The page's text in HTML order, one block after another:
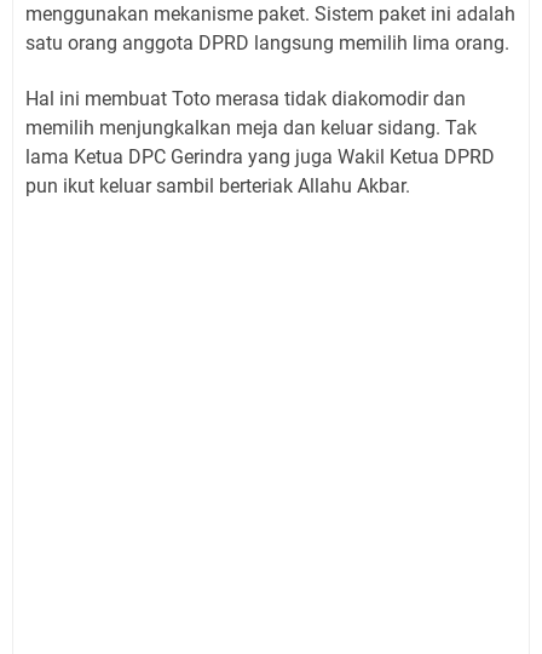
menggunakan mekanisme paket. Sistem paket ini adalah
satu orang anggota DPRD langsung memilih lima orang.
Hal ini membuat Toto merasa tidak diakomodir dan
memilih menjungkalkan meja dan keluar sidang. Tak
lama Ketua DPC Gerindra yang juga Wakil Ketua DPRD
pun ikut keluar sambil berteriak Allahu Akbar.